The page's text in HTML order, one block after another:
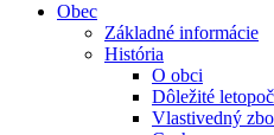
Obec
Základné informácie
História
O obci
Dôležité
Vlastivedný